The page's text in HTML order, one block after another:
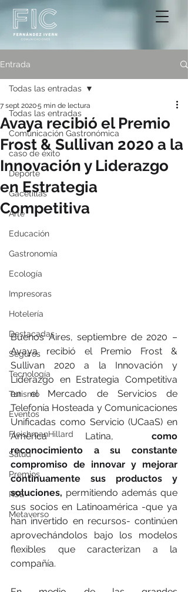
Entrada
Todas las entradas
Comunicación Gastronómica
caso de éxito
Deporte
Gacetillas
Arte
Educación
Gastronomía
Ecología
Impresoras
Hotelería
Destacadas
Seguros
Tecnología
Turismo
Eventos
FleishmanHillard
Salud
Premios
RSE
Metaverso
Todas las entradas
Avaya recibió el Premio
Frost & Sullivan 2020 a la
Innovación y Liderazgo
en Estrategia
Competitiva
7 sept 20205 min de lectura
Buenos Aires, septiembre de 2020 –
Avaya recibió el Premio Frost &
Sullivan 2020 a la Innovación y
Liderazgo en Estrategia Competitiva
en el Mercado de Servicios de
Telefonía Hosteada y Comunicaciones
Unificadas como Servicio (UCaaS) en
América Latina, como
reconocimiento a su constante
compromiso de innovar y mejorar
continuamente sus productos y
soluciones, permitiendo además que
sus socios en Latinoamérica -que ya
han invertido en recursos- continúen
aprovechándolos bajo los modelos
flexibles que caracterizan a la
compañía.